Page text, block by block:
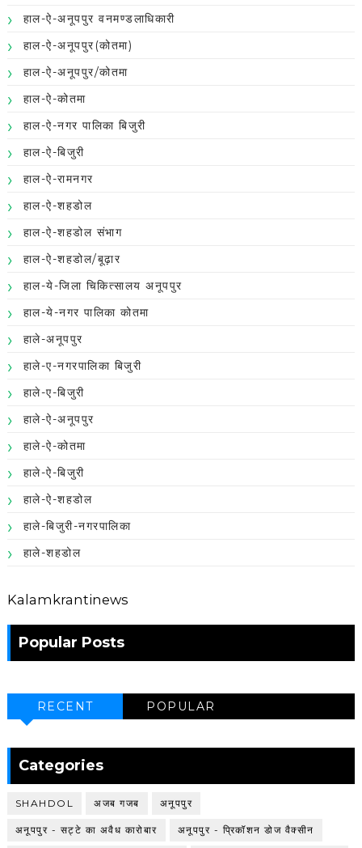
हाल-ऐ-अनूपपुर वनमण्डलाधिकारी
हाल-ऐ-अनूपपुर(कोतमा)
हाल-ऐ-अनूपपुर/कोतमा
हाल-ऐ-कोतमा
हाल-ऐ-नगर पालिका बिजुरी
हाल-ऐ-बिजुरी
हाल-ऐ-रामनगर
हाल-ऐ-शहडोल
हाल-ऐ-शहडोल संभाग
हाल-ऐ-शहडोल/बूढ़ार
हाल-ये-जिला चिकित्सालय अनूपपुर
हाल-ये-नगर पालिका कोतमा
हाले-अनूपपुर
हाले-ए-नगरपालिका बिजुरी
हाले-ए-बिजुरी
हाले-ऐ-अनूपपुर
हाले-ऐ-कोतमा
हाले-ऐ-बिजुरी
हाले-ऐ-शहडोल
हाले-बिजुरी-नगरपालिका
हाले-शहडोल
Kalamkrantinews
Popular Posts
RECENT POPULAR
Categories
SHAHDOL अजब गजब अनूपपुर
अनूपपुर - सट्टे का अवैध कारोबार अनूपपुर - प्रिकॉशन डोज वैक्सीन